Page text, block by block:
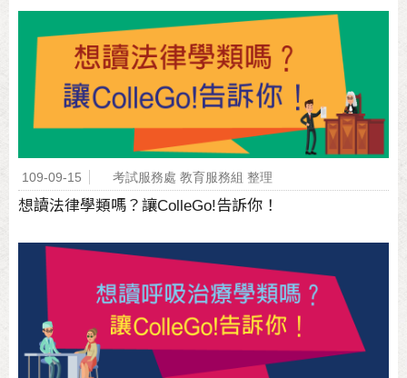
109-09-15 考試服務處 教育服務組 整理
想讀法律學類嗎？讓ColleGo!告訴你！